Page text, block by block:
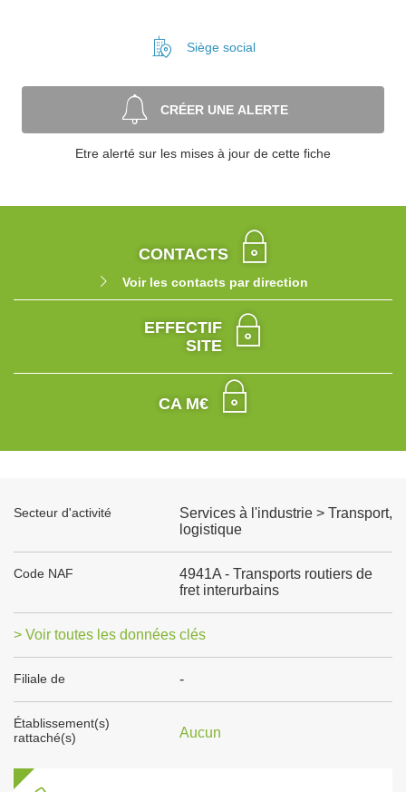
Siège social
CRÉER UNE ALERTE
Etre alerté sur les mises à jour de cette fiche
CONTACTS
Voir les contacts par direction
EFFECTIF
SITE
CA M€
Secteur d'activité
Services à l'industrie > Transport,
logistique
Code NAF
4941A - Transports routiers de
fret interurbains
> Voir toutes les données clés
Filiale de -
Établissement(s)
rattaché(s)
Aucun